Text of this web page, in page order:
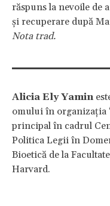
răspuns la nevoile de
și recuperare după
Nota trad.
Alicia Ely Yamin
omului în organizația
principal în cadrul
Politica Legii în
Bioetică de la
Harvard.